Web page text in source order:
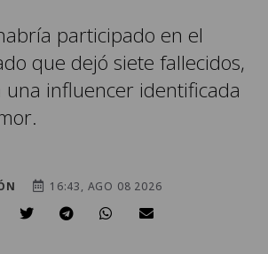
participado en el
que dejó siete fallecidos,
una influencer identificada
16:43, AGO 08 2026